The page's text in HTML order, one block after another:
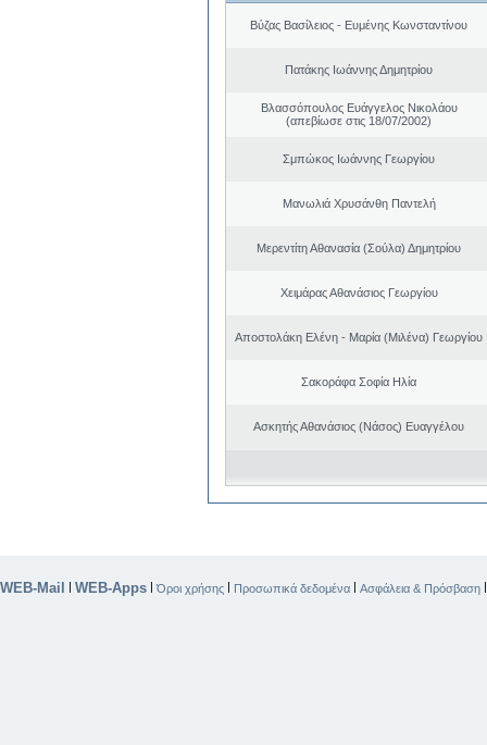
Βύζας Βασίλειος - Ευμένης Κωνσταντίνου
Πατάκης Ιωάννης Δημητρίου
Βλασσόπουλος Ευάγγελος Νικολάου
(απεβίωσε στις 18/07/2002)
Σμπώκος Ιωάννης Γεωργίου
Μανωλιά Χρυσάνθη Παντελή
Μερεντίτη Αθανασία (Σούλα) Δημητρίου
Χειμάρας Αθανάσιος Γεωργίου
Αποστολάκη Ελένη - Μαρία (Μιλένα) Γεωργίου
Σακοράφα Σοφία Ηλία
Ασκητής Αθανάσιος (Νάσος) Ευαγγέλου
WEB-Mail | WEB-Apps |Όροι χρήσης | Προσωπικά δεδομένα | Ασφάλεια & Πρόσβαση